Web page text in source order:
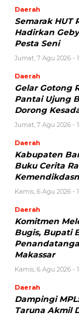
Daerah
Semarak HUT
Hadirkan
Pesta Seni
Jumat, 7 Agu 2026 -
Daerah
Gelar Gotong
Pantai Ujung
Dorong
Jumat, 7 Agu 2026 -
Daerah
Kabupaten
Buku Cerita
Kamis, 6 Agu 2026 -
Daerah
Komitmen
Bugis, Bupati
Makassar
Kamis, 6 Agu 2026 -
Daerah
Dampingi
Taruna Akmil